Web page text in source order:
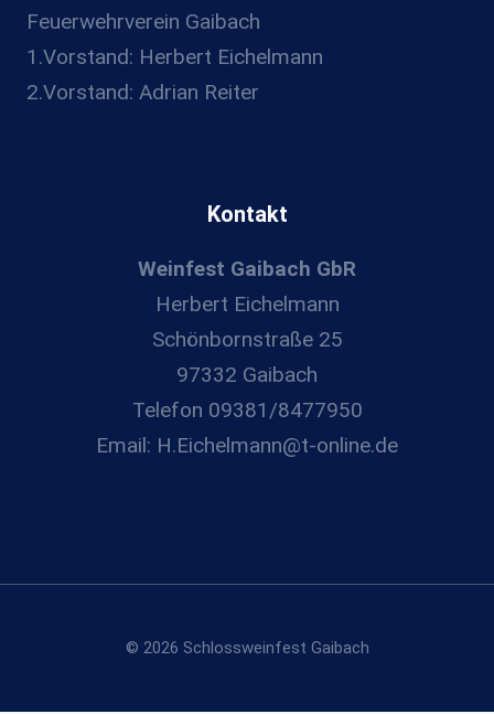
Feuerwehrverein Gaibach
1.Vorstand: Herbert Eichelmann
2.Vorstand: Adrian Reiter
Kontakt
Weinfest Gaibach GbR
Herbert Eichelmann
Schönbornstraße 25
97332 Gaibach
Telefon 09381/8477950
Email: H.Eichelmann@t-online.de
© 2026 Schlossweinfest Gaibach